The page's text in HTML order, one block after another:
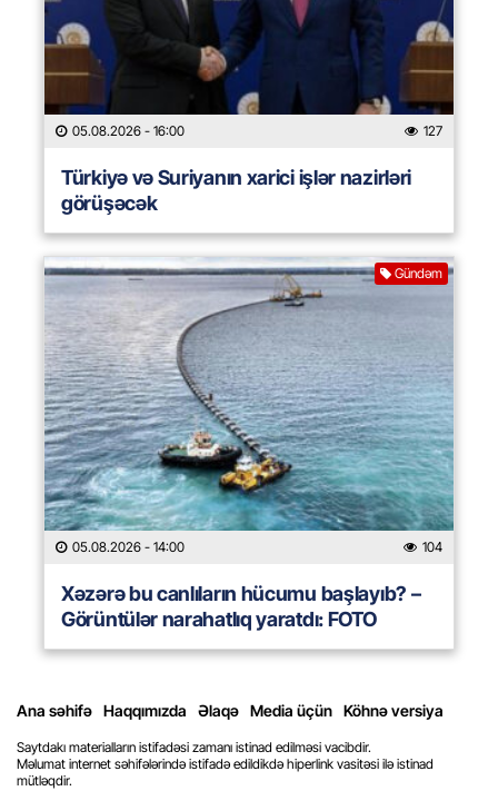
05.08.2026 - 16:00 127
Türkiyə və Suriyanın xarici işlər nazirləri
görüşəcək
Gündəm
05.08.2026 - 14:00 104
Xəzərə bu canlıların hücumu başlayıb? –
Görüntülər narahatlıq yaratdı: FOTO
Ana səhifə Haqqımızda Əlaqə Media üçün Köhnə versiya
Saytdakı materialların istifadəsi zamanı istinad edilməsi vacibdir.
Məlumat internet səhifələrində istifadə edildikdə hiperlink vasitəsi ilə istinad
mütləqdir.